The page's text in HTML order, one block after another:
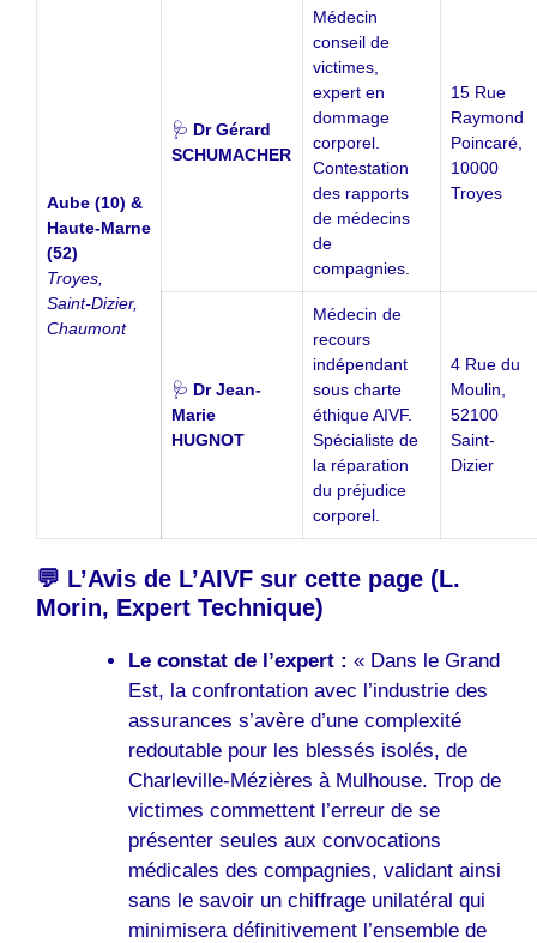
Aube (10) &
Haute-Marne
(52)
Troyes,
Saint-Dizier,
Chaumont
🩺 Dr Gérard
SCHUMACHER
Médecin
conseil de
victimes,
expert en
dommage
corporel.
Contestation
des rapports
de médecins
de
compagnies.
15 Rue
Raymond
Poincaré,
10000
Troyes
🩺 Dr Jean-
Marie
HUGNOT
Médecin de
recours
indépendant
sous charte
éthique AIVF.
Spécialiste de
la réparation
du préjudice
corporel.
4 Rue du
Moulin,
52100
Saint-
Dizier
💬 L’Avis de L’AIVF sur cette page (L.
Morin, Expert Technique)
Le constat de l’expert : « Dans le Grand
Est, la confrontation avec l’industrie des
assurances s’avère d’une complexité
redoutable pour les blessés isolés, de
Charleville-Mézières à Mulhouse. Trop de
victimes commettent l’erreur de se
présenter seules aux convocations
médicales des compagnies, validant ainsi
sans le savoir un chiffrage unilatéral qui
minimisera définitivement l’ensemble de